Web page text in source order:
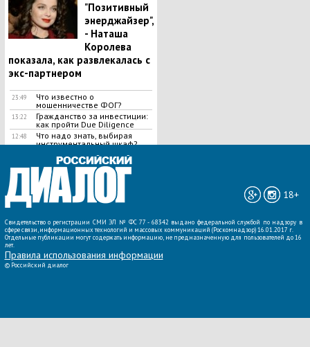
"Позитивный
энерджайзер",
- Наташа
Королева
показала, как развлекалась с
экс-партнером
23:49
Что известно о
мошенничестве ФОГ?
13:22
Гражданство за инвестиции:
как пройти Due Diligence
12:48
​Что надо знать, выбирая
инструментальный шкаф?
ВСЕ НОВОСТИ »
18+
Свидетельство о регистрации СМИ ЭЛ № ФС 77 - 68342 выдано федеральной службой по надзору в
сфере связи, информационных технологий и массовых коммуникаций (Роскомнадзор) 16.01.2017 г.
Отдельные публикации могут содержать информацию, не предназначенную для пользователей до 16
лет.
Правила использования информации
© Российский диалог